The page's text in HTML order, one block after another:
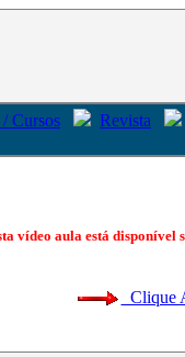
Cursos
Revista
vídeo aula está disponível
Clique